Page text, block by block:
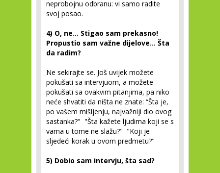
neprobojnu odbranu: vi samo radite
svoj posao.
4) O, ne... Stigao sam prekasno!
Propustio sam važne dijelove... Šta
da radim?
Ne sekirajte se. Još uvijek možete
pokušati sa intervjuom, a možete
pokušati sa ovakvim pitanjima, pa niko
neće shvatiti da ništa ne znate: “Šta je,
po vašem mišljenju, najvažniji dio ovog
sastanka?" "Šta kažete ljudima koji se s
vama u tome ne slažu?" "Koji je
sljedeći korak u ovom predmetu?"
5) Dobio sam intervju, šta sad?